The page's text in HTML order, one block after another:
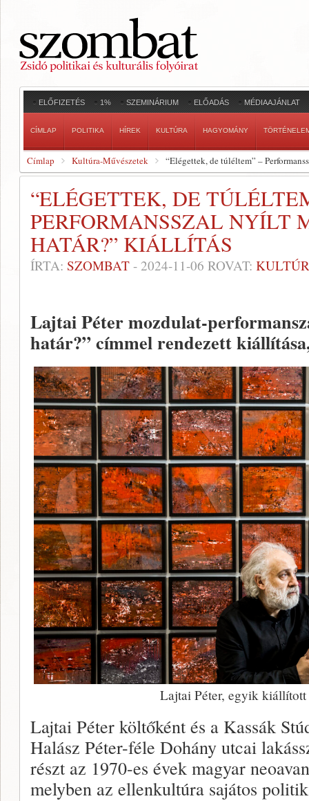
ELŐFIZETÉS 1% SZEMINÁRIUM ELŐADÁS MÉDIAAJÁNLAT
CÍMLAP POLITIKA HÍREK KULTÚRA HAGYOMÁNY
Címlap Kultúra-Művészetek “Elégettek, de túléltem” –
“ELÉGETTEK, DE
PERFORMANSSZAL NYÍLT
HATÁR?” KIÁLLÍTÁS
ÍRTA: SZOMBAT - 2024-11-06 ROVAT:
Lajtai Péter mozdulat-
határ?” címmel rendezett
Lajtai Péter, egyik
Lajtai Péter költőként és a Kassák
Halász Péter-féle Dohány utcai
részt az 1970-es évek magyar
melyben az ellenkultúra sajátos